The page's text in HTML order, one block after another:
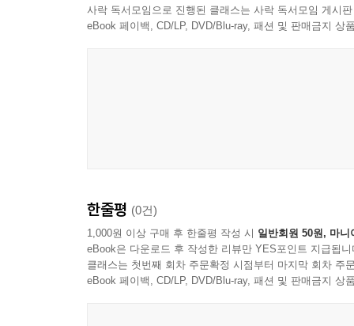
이루어졌다고 할 수 있으려면 정보가 이를 수신하
그러므로 만약 환경 조건이 변하면 어떻게 될까
유용한 의사소통에 관해 우리가 가장 많이 배울
생명체와 얼마나 성공적으로 의사소통하며 조화
말해, 누군가와 대화를 나눈 뒤에는 전보다 아
첫눈에 매료되고 말았다. 숲속 친구들의 소리 없는
것처럼 말이다.
- 《Kronen Zeitung(오스트리아 신문)》
이 책 이후로, 동물과 식물의 의사소통이 완전히
사락 독서모임으로 진행된 클래스는 사락 독서모임 게시
eBook 페이백, CD/LP, DVD/Blu-ray, 패션 및 판매금지 상
한줄평 (0건)
1,000원 이상 구매 후 한줄평 작성 시 일반회원 50원, 마니
eBook은 다운로드 후 작성한 리뷰만 YES포인트 지급됩니
클래스는 첫번째 회차 주문확정 시점부터 마지막 회차 주
eBook 페이백, CD/LP, DVD/Blu-ray, 패션 및 판매금지 상